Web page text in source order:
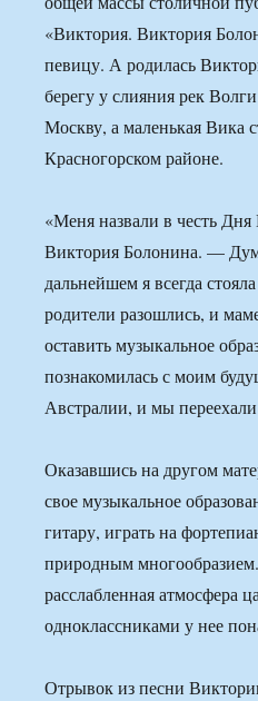
«Виктория. Виктория
певицу. А родилась
берегу у слияния рек
Москву, а маленькая Вика
Красногорском районе.
«Меня назвали в честь
Виктория Болонина. —
дальнейшем я всегда
родители разошлись, и
оставить музыкальное
познакомилась с моим
Австралии, и мы
Оказавшись на другом
свое музыкальное
гитару, играть на
природным
расслабленная атмосфера
одноклассниками у нее
Отрывок из песни